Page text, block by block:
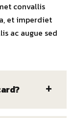
convallis
et imperdiet
ac augue sed